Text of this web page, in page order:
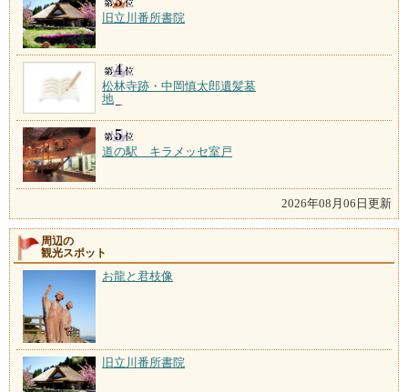
旧立川番所書院
松林寺跡・中岡慎太郎遺髪墓
地
道の駅 キラメッセ室戸
2026年08月06日更新
周辺の
観光スポット
お龍と君枝像
旧立川番所書院